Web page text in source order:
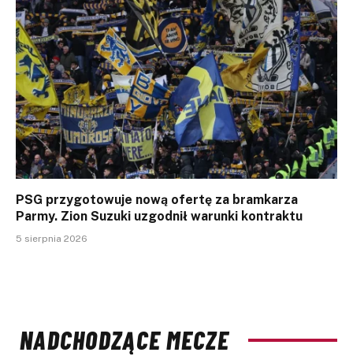
PSG przygotowuje nową ofertę za bramkarza
Parmy. Zion Suzuki uzgodnił warunki kontraktu
5 sierpnia 2026
NADCHODZĄCE MECZE